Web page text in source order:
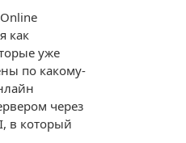
как
уже
по какому-
через
в который